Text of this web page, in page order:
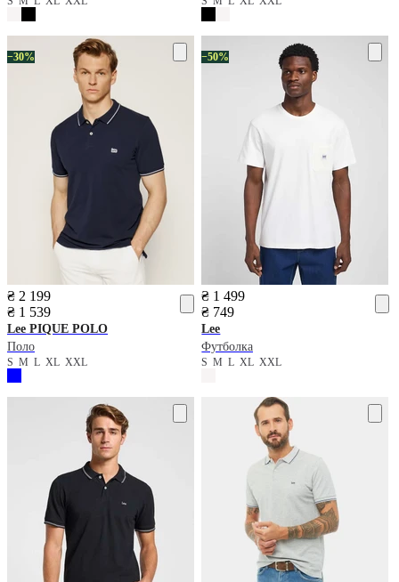
−30%
₴ 2 199
₴ 1 539
Lee PIQUE POLO
Поло
S M L XL XXL
−50%
₴ 1 499
₴ 749
Lee
Футболка
SMLXLXXL